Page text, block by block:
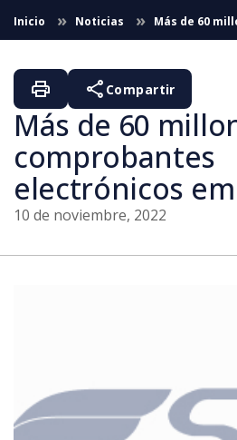
Saltar al contenido principal
Inicio Noticias
Más de 60
electrónicos emitidos (10/11/2022)
Más de 60
comprobantes
electrónicos
10 de noviembre, 2022
print share Compartir